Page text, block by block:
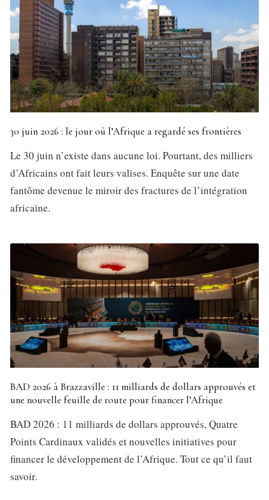
30 juin 2026 : le jour où l’Afrique a regardé ses frontières
Le 30 juin n’existe dans aucune loi. Pourtant, des milliers
d’Africains ont fait leurs valises. Enquête sur une date
fantôme devenue le miroir des fractures de l’intégration
africaine.
BAD 2026 à Brazzaville : 11 milliards de dollars approuvés et
une nouvelle feuille de route pour financer l’Afrique
BAD 2026 : 11 milliards de dollars approuvés, Quatre
Points Cardinaux validés et nouvelles initiatives pour
financer le développement de l’Afrique. Tout ce qu’il faut
savoir.